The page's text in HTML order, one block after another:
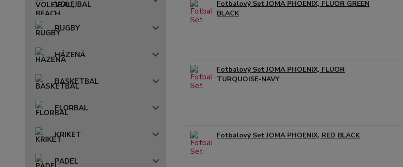
VOLEJBAL
RUGBY
HÁZENÁ
BASKETBAL
FLORBAL
KRIKET
PADEL
Fotbalový Set JOMA PHOENIX, FLUOR GREEN
BLACK
Fotbalový Set JOMA PHOENIX, FLUOR
TURQUOISE-NAVY
Fotbalový Set JOMA PHOENIX, RED BLACK